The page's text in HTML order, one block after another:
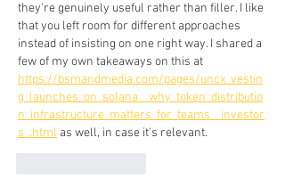
they're genuinely useful rather than filler. I like
that you left room for different approaches
instead of insisting on one right way. I shared a
few of my own takeaways on this at
https://bsmandmedia.com/pages/uncx_vestin
g_launches_on_solana__why_token_distributio
n_infrastructure_matters_for_teams__investor
s_.html as well, in case it's relevant.